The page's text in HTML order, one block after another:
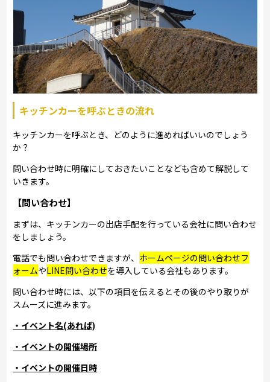
キッチンカーを呼ぶときの流れ
キッチンカーを呼ぶとき、どのように進めればいいのでしょう
か？
問い合わせ時に明確にしておきたいことなども含めて解説して
いきます。
【問い合わせ】
まずは、キッチンカーの出店手配を行っている会社に問い合わせ
をしましょう。
電話でも問い合わせできますが、 ホームページの問い合わせフ
ォームやLINE問い合わせを導入している会社もあります。
問い合わせ時には、以下の項目を伝えるとその後のやり取りが
スムーズに進みます。
・イベント名(あれば)
・イベントの開催場所
・イベントの開催日時